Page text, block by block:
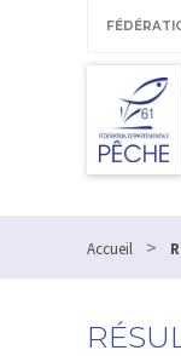
Accueil >